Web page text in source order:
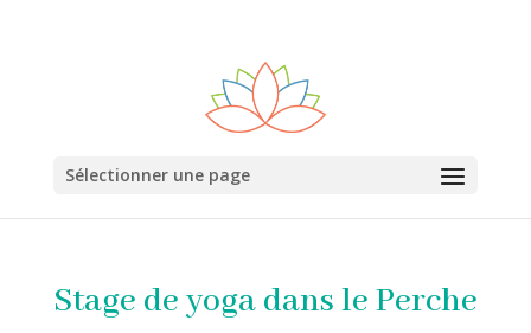
Sélectionner une page
Stage de yoga dans le Perche